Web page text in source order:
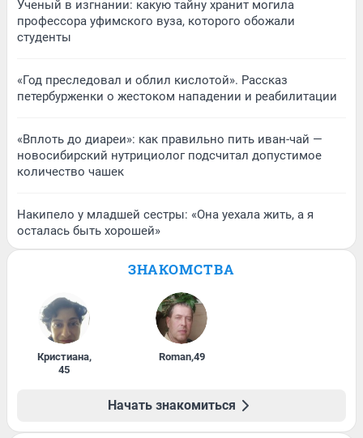
Ученый в изгнании: какую тайну хранит могила
профессора уфимского вуза, которого обожали
студенты
«Год преследовал и облил кислотой». Рассказ
петербурженки о жестоком нападении и реабилитации
«Вплоть до диареи»: как правильно пить иван-чай —
новосибирский нутрициолог подсчитал допустимое
количество чашек
Накипело у младшей сестры: «Она уехала жить, а я
осталась быть хорошей»
ЗНАКОМСТВА
Кристиана,
45
Roman,49
Начать знакомиться